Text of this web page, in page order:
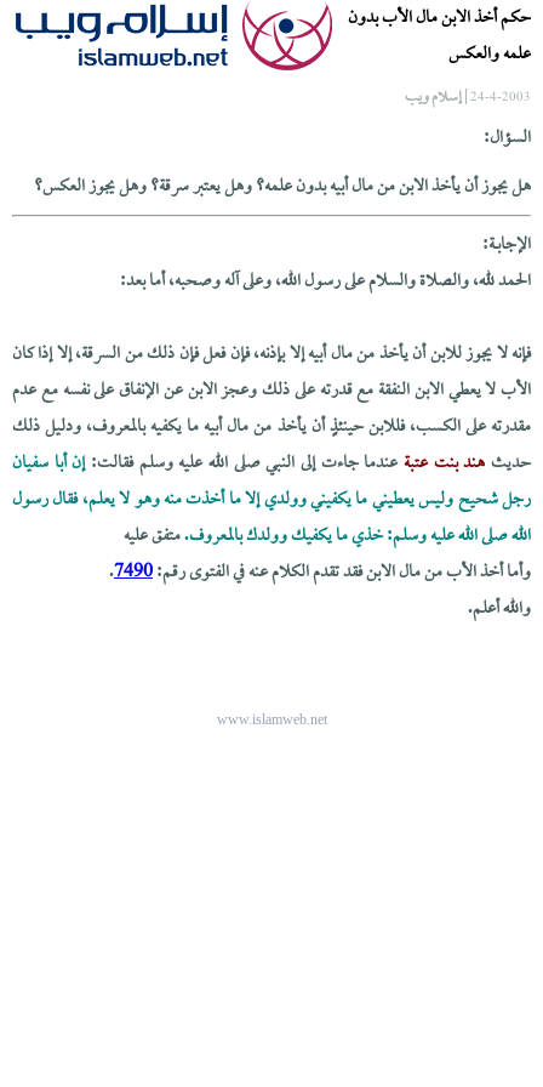
حكم أخذ الابن مال الأب بدون
علمه والعكس
24-4-2003| إسلام ويب
السؤال:
هل يجوز أن يأخذ الابن من مال أبيه بدون علمه؟ وهل يعتبر سرقة؟ وهل يجوز العكس؟
الإجابــة:
الحمد لله، والصلاة والسلام على رسول الله، وعلى آله وصحبه، أما بعد:
فإنه لا يجوز للابن أن يأخذ من مال أبيه إلا بإذنه، فإن فعل فإن ذلك من السرقة، إلا إذا كان
الأب لا يعطي الابن النفقة مع قدرته على ذلك وعجز الابن عن الإنفاق على نفسه مع عدم
مقدرته على الكسب، فللابن حينئذٍ أن يأخذ من مال أبيه ما يكفيه بالمعروف، ودليل ذلك
حديثهند بنت عتبةعندما جاءت إلى النبي صلى الله عليه وسلم فقالت:إن أبا سفيان
رجل شحيح وليس يعطيني ما يكفيني وولدي إلا ما أخذت منه وهو لا يعلم، فقال رسول
الله صلى الله عليه وسلم: خذي ما يكفيك وولدك بالمعروف.متفق عليه
وأما أخذ الأب من مال الابن فقد تقدم الكلام عنه في الفتوى رقم:7490
.
والله أعلم.
www.islamweb.net